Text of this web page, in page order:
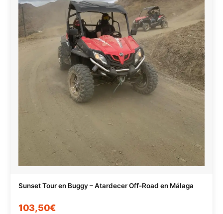
Sunset Tour en Buggy – Atardecer Off-Road en Málaga
103,50€